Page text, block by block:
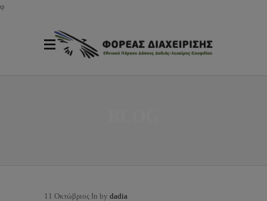
φ
11 Οκτώβριος In by dadia